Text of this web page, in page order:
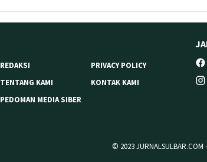
REDAKSI
PRIVACY POLICY
TENTANG KAMI
KONTAK KAMI
PEDOMAN MEDIA SIBER
© 2023